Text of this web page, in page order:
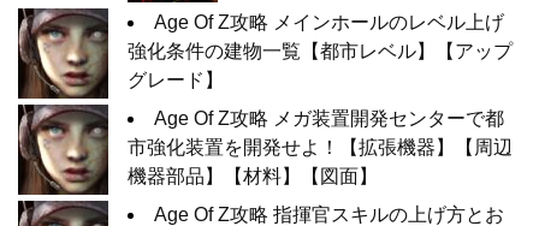
Age Of Z攻略 メインホールのレベル上げ
強化条件の建物一覧【都市レベル】【アップ
グレード】
Age Of Z攻略 メガ装置開発センターで都
市強化装置を開発せよ！【拡張機器】【周辺
機器部品】【材料】【図面】
Age Of Z攻略 指揮官スキルの上げ方とお